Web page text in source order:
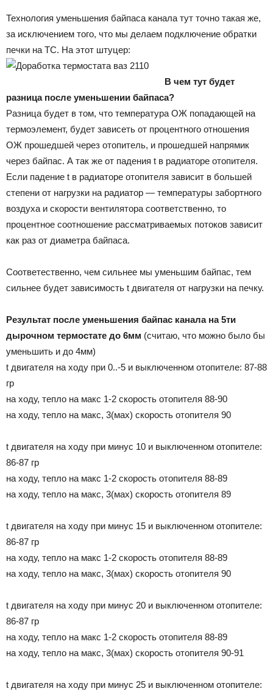
Технология уменьшения байпаса канала тут точно такая же,
за исключением того, что мы делаем подключение обратки
печки на ТС. На этот штуцер:
В чем тут будет
разница после уменьшении байпаса?
Разница будет в том, что температура ОЖ попадающей на
термоэлемент, будет зависеть от процентного отношения
ОЖ прошедшей через отопитель, и прошедшей напрямик
через байпас. А так же от падения t в радиаторе отопителя.
Если падение t в радиаторе отопителя зависит в большей
степени от нагрузки на радиатор — температуры забортного
воздуха и скорости вентилятора соответственно, то
процентное соотношение рассматриваемых потоков зависит
как раз от диаметра байпаса.
Соответественно, чем сильнее мы уменьшим байпас, тем
сильнее будет зависимость t двигателя от нагрузки на печку.
Результат после уменьшения байпас канала на 5ти
дырочном термостате до 6мм (считаю, что можно было бы
уменьшить и до 4мм)
t двигателя на ходу при 0..-5 и выключенном отопителе: 87-88
гр
на ходу, тепло на макс 1-2 скорость отопителя 88-90
на ходу, тепло на макс, 3(мах) скорость отопителя 90
t двигателя на ходу при минус 10 и выключенном отопителе:
86-87 гр
на ходу, тепло на макс 1-2 скорость отопителя 88-89
на ходу, тепло на макс, 3(мах) скорость отопителя 89
t двигателя на ходу при минус 15 и выключенном отопителе:
86-87 гр
на ходу, тепло на макс 1-2 скорость отопителя 88-89
на ходу, тепло на макс, 3(мах) скорость отопителя 90
t двигателя на ходу при минус 20 и выключенном отопителе:
86-87 гр
на ходу, тепло на макс 1-2 скорость отопителя 88-89
на ходу, тепло на макс, 3(мах) скорость отопителя 90-91
t двигателя на ходу при минус 25 и выключенном отопителе: